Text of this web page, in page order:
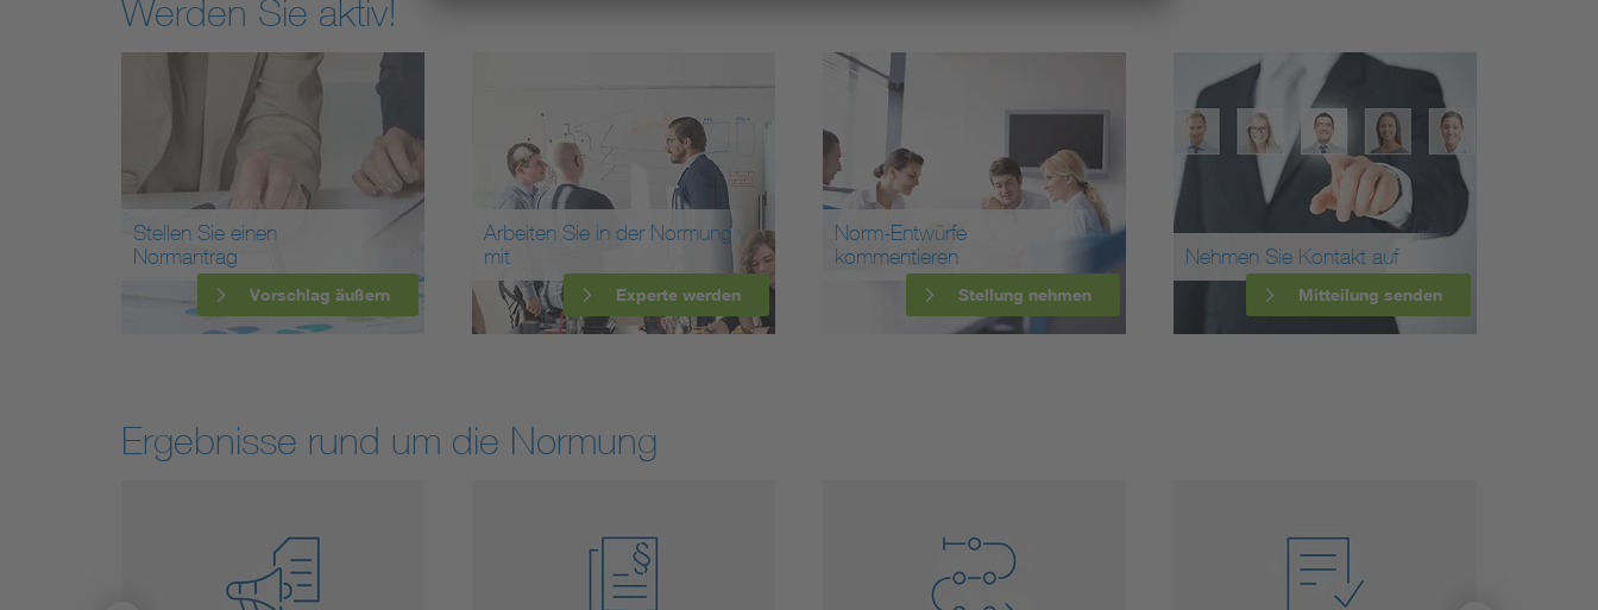
Werden Sie aktiv!
Stellen Sie einen
Normantrag
Vorschlag äußern
Arbeiten Sie in der Normung
mit
Experte werden
Norm-Entwürfe
kommentieren
Stellung nehmen
Nehmen Sie Kontakt auf
Mitteilung senden
Ergebnisse rund um die Normung